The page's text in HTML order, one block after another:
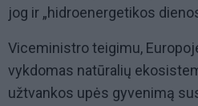
jog ir „hidroenergetikos
Viceministro teigimu,
vykdomas natūralių
užtvankos upės gyvenimą